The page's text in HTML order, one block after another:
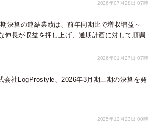
2026年07月28日 07時
決算の連結業績は、前年同期比で増収増益～
伸長が収益を押し上げ、通期計画に対して順調
2026年01月27日 07時
会社LogProstyle、2026年3月期上期の決算を発
2025年12月23日 00時